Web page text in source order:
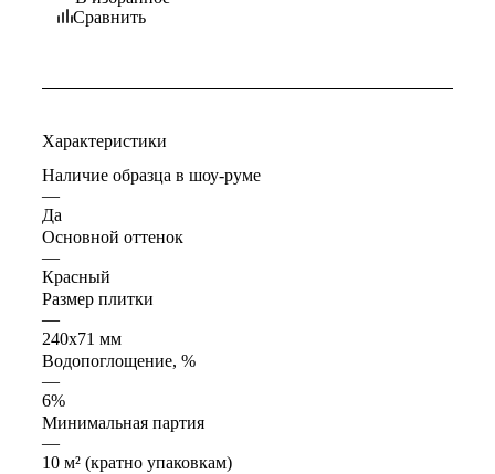
Сравнить
Характеристики
Наличие образца в шоу-руме
—
Да
Основной оттенок
—
Красный
Размер плитки
—
240x71 мм
Водопоглощение, %
—
6%
Минимальная партия
—
10 м² (кратно упаковкам)